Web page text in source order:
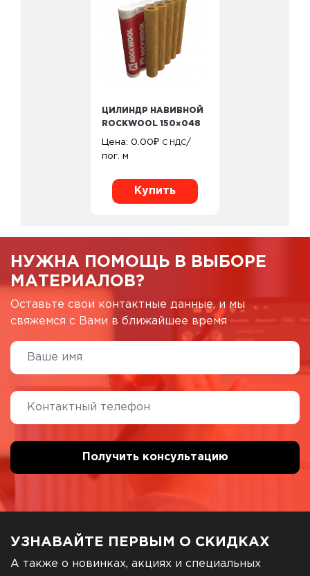
ЦИЛИНДР НАВИВНОЙ
ROCKWOOL 150×048
Цена: 0.00₽ С НДС/
пог. м
Купить
НУЖНА ПОМОЩЬ В ВЫБОРЕ
МАТЕРИАЛОВ?
Оставьте свои контактные данные, и мы
свяжемся с Вами в ближайшее время
УЗНАВАЙТЕ ПЕРВЫМ О СКИДКАХ
А также о новинках, акциях и специальных